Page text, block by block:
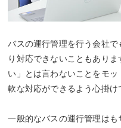
バスの運行管理を行う会社
り対応できないこともあり
い」とは言わないことをモ
軟な対応ができるよう心掛け
一般的なバスの運行管理は